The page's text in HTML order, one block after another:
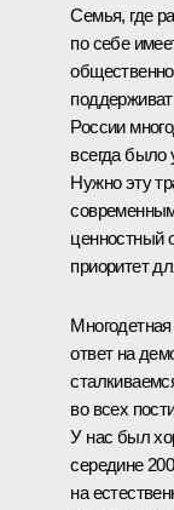
Семья, где
по себе
России
всегда было
Нужно эту
ценностный
приоритет
ответ на
во всех
У нас был
середине
на